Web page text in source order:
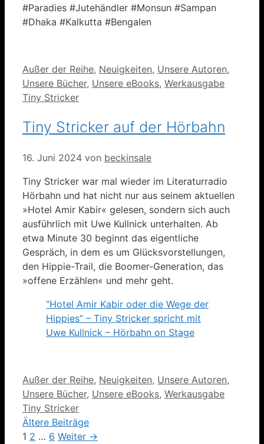
#Paradies #Jutehändler #Monsun #Sampan
#Dhaka #Kalkutta #Bengalen
Kategorien
Außer der Reihe, Neuigkeiten, Unsere Autoren,
Unsere Bücher, Unsere eBooks, Werkausgabe
Tiny Stricker
Tiny Stricker auf der Hörbahn
16. Juni 2024 von beckinsale
Tiny Stricker war mal wieder im Literaturradio
Hörbahn und hat nicht nur aus seinem aktuellen
»Hotel Amir Kabir« gelesen, sondern sich auch
ausführlich mit Uwe Kullnick unterhalten. Ab
etwa Minute 30 beginnt das eigentliche
Gespräch, in dem es um Glücksvorstellungen,
den Hippie-Trail, die Boomer-Generation, das
»offene Erzählen« und mehr geht.
“Hotel Amir Kabir oder die Wege der
Hippies” – Tiny Stricker spricht mit
Uwe Kullnick – Hörbahn on Stage
Kategorien
Außer der Reihe, Neuigkeiten, Unsere Autoren,
Unsere Bücher, Unsere eBooks, Werkausgabe
Tiny Stricker
Ältere Beiträge
Seite
1 Seite
2 … Seite
6 Weiter →